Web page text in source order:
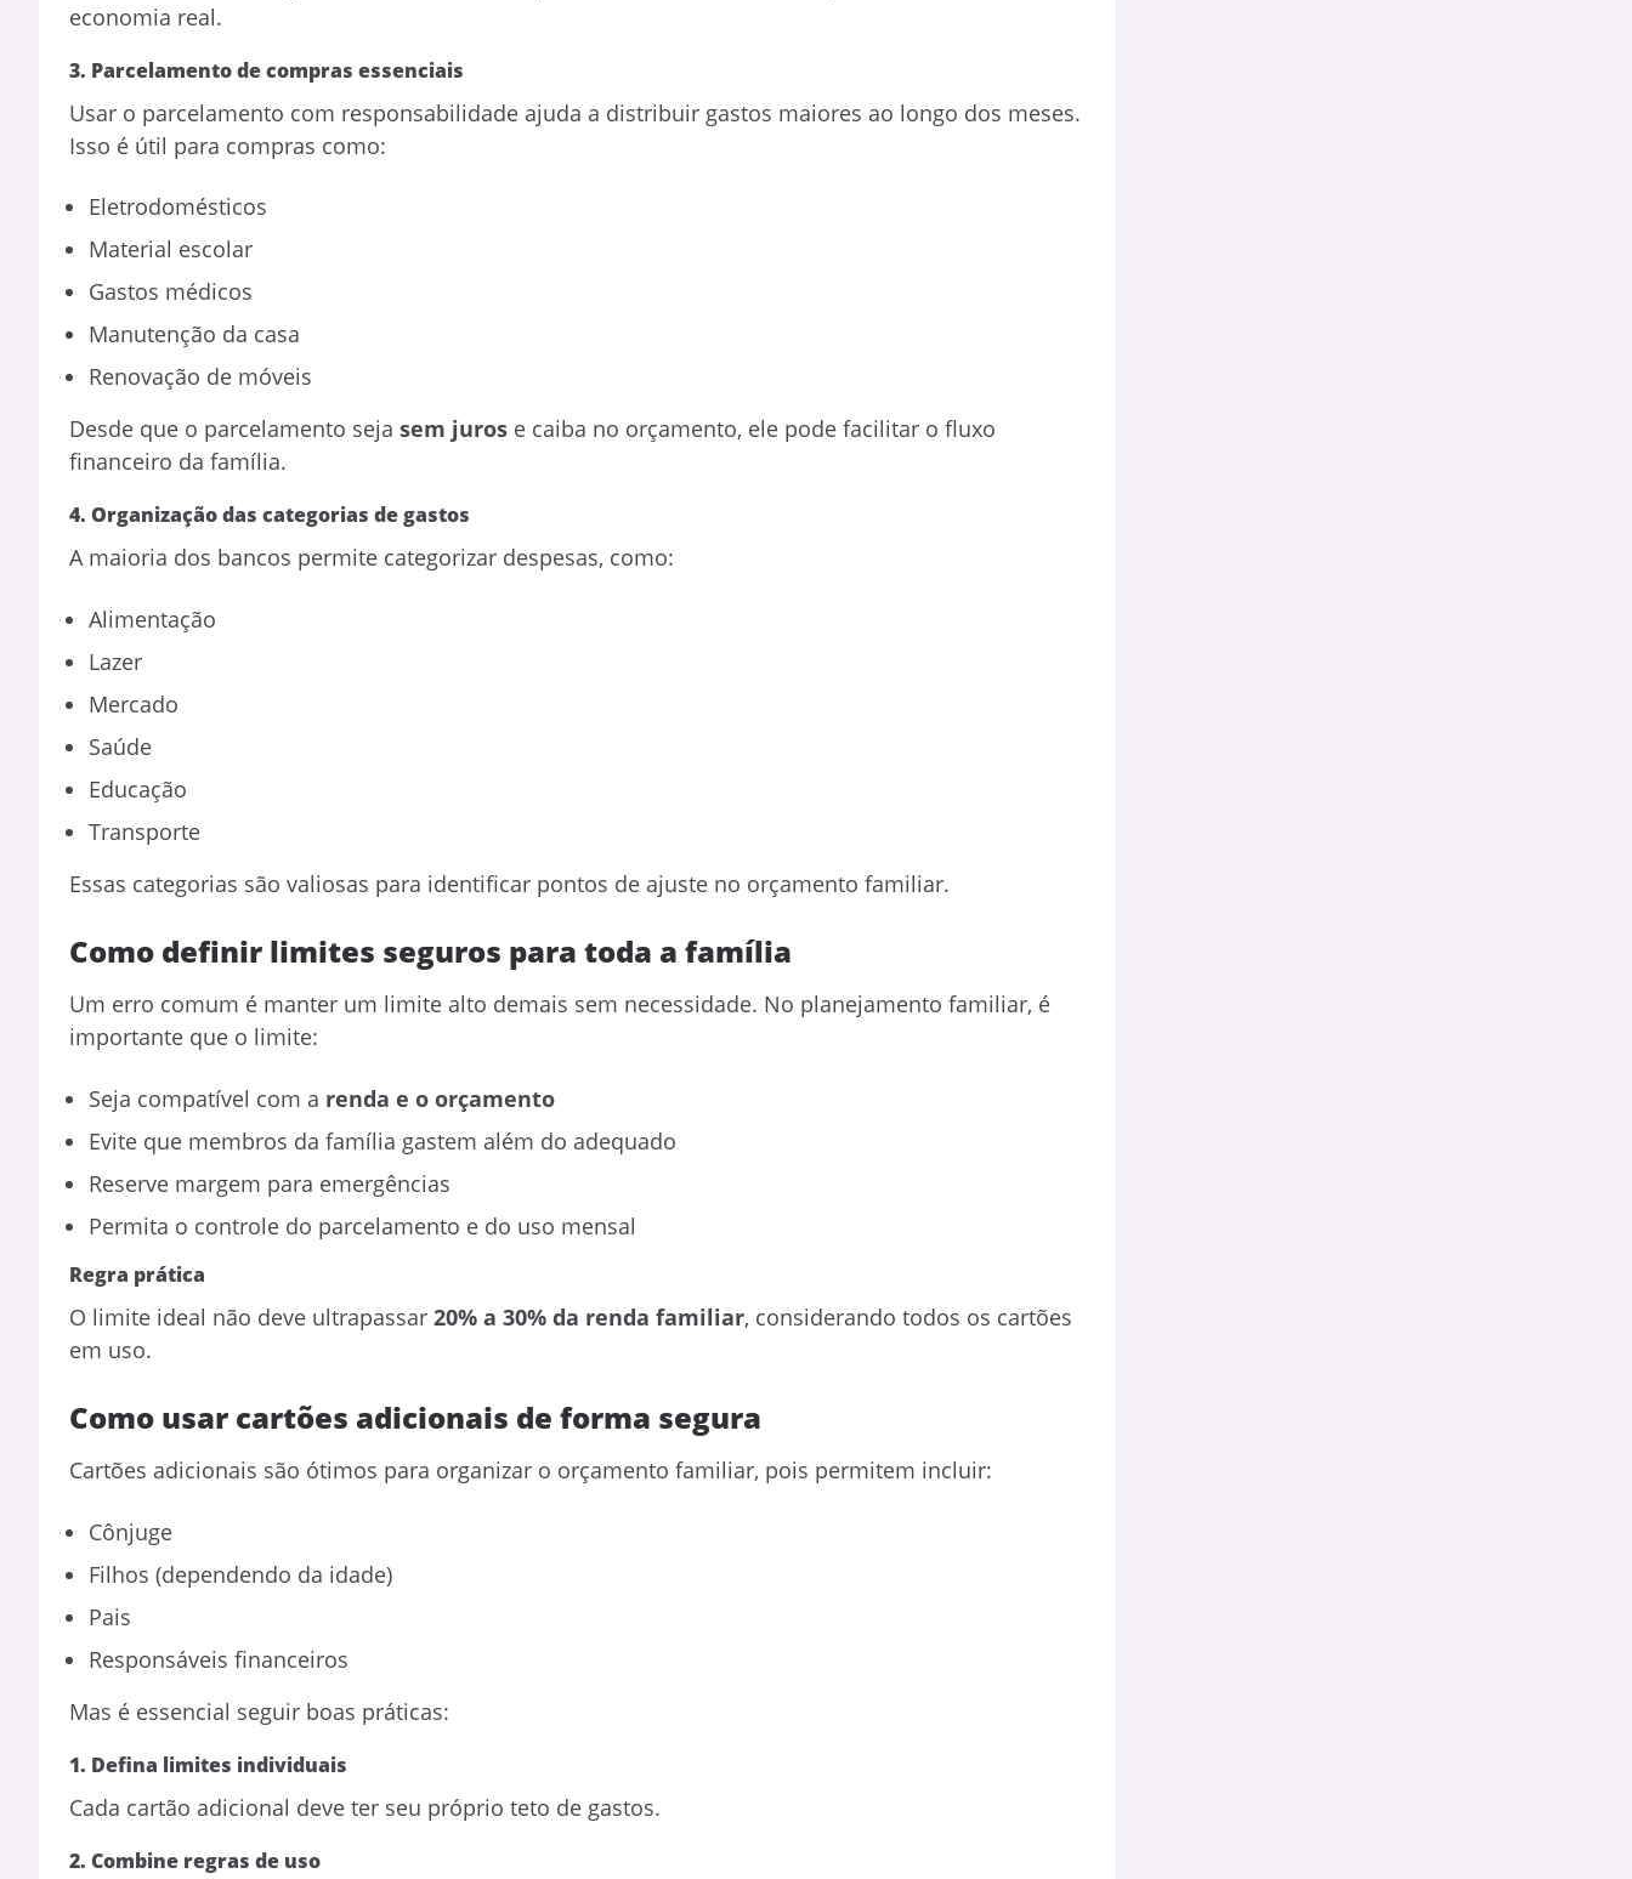
economia real.
3. Parcelamento de compras essenciais
Usar o parcelamento com responsabilidade ajuda a distribuir gastos maiores ao longo dos meses.
Isso é útil para compras como:
Eletrodomésticos
Material escolar
Gastos médicos
Manutenção da casa
Renovação de móveis
Desde que o parcelamento seja sem juros e caiba no orçamento, ele pode facilitar o fluxo
financeiro da família.
4. Organização das categorias de gastos
A maioria dos bancos permite categorizar despesas, como:
Alimentação
Lazer
Mercado
Saúde
Educação
Transporte
Essas categorias são valiosas para identificar pontos de ajuste no orçamento familiar.
Como definir limites seguros para toda a família
Um erro comum é manter um limite alto demais sem necessidade. No planejamento familiar, é
importante que o limite:
Seja compatível com a renda e o orçamento
Evite que membros da família gastem além do adequado
Reserve margem para emergências
Permita o controle do parcelamento e do uso mensal
Regra prática
O limite ideal não deve ultrapassar 20% a 30% da renda familiar, considerando todos os cartões
em uso.
Como usar cartões adicionais de forma segura
Cartões adicionais são ótimos para organizar o orçamento familiar, pois permitem incluir:
Cônjuge
Filhos (dependendo da idade)
Pais
Responsáveis financeiros
Mas é essencial seguir boas práticas:
1. Defina limites individuais
Cada cartão adicional deve ter seu próprio teto de gastos.
2. Combine regras de uso